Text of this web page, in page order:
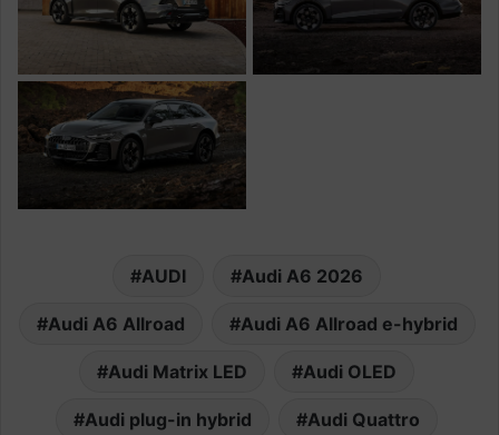
AUDI Audi A6 2026
Audi A6 Allroad Audi A6 Allroad e-hybrid
Audi Matrix LED Audi OLED
Audi plug-in hybrid Audi Quattro